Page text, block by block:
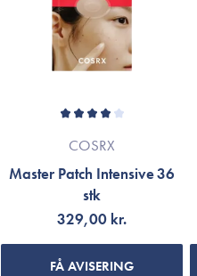
COSRX
Master Patch Intensive 36
stk
329,00 kr.
FÅ AVISERING